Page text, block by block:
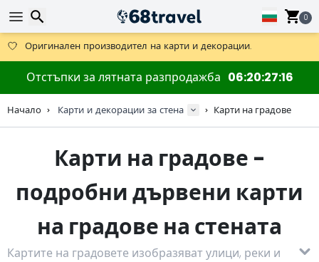
0
Предлага се и DHL Express за една нощ.
30 дни за връщане, 90 дни за дървени карти и декорации.
Оригинален производител на карти и декорации.
Отстъпки за лятната разпродажба 06202716
Начало Карти и декорации за стена Карти на градове
Карти на градове -
подробни дървени карти
на градове на стената
Картите на градовете изобразяват улици, реки и
Търсене
Търсене